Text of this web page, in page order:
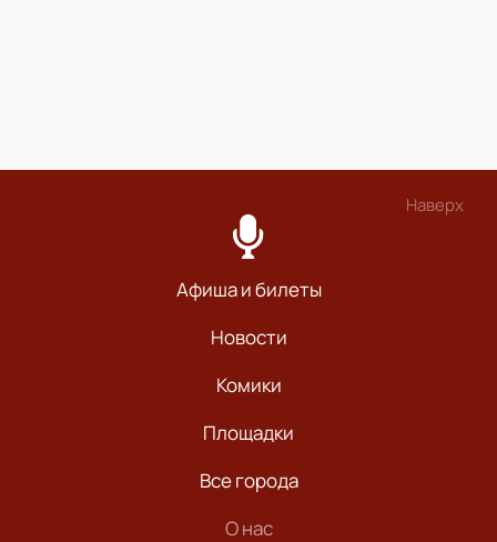
Наверх
Афиша и билеты
Новости
Комики
Площадки
Все города
О нас